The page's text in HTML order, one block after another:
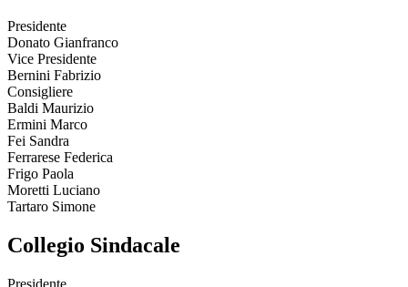
Presidente
Donato Gianfranco
Vice Presidente
Bernini Fabrizio
Consigliere
Baldi Maurizio
Ermini Marco
Fei Sandra
Ferrarese Federica
Frigo Paola
Moretti Luciano
Tartaro Simone
Collegio Sindacale
Presidente